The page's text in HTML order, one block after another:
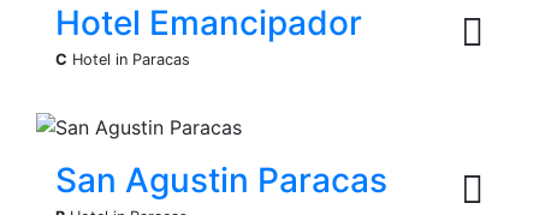
Hotel Emancipador
C Hotel in Paracas
San Agustin Paracas